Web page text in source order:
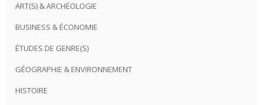
ART(S) & ARCHÉOLOGIE
BUSINESS & ÉCONOMIE
ÉTUDES DE GENRE(S)
GÉOGRAPHIE & ENVIRONNEMENT
HISTOIRE